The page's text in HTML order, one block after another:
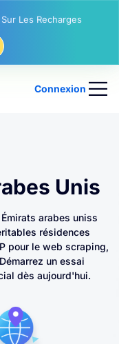
Statiques IP
Tournants IP
Connexion
Unis
arabes uniss
résidences
pour le web scraping,
un essai
dès aujourd'hui.